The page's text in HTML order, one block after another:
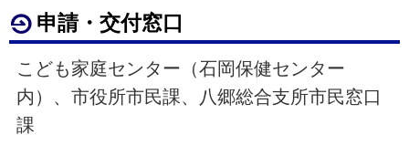
申請・交付窓口
こども家庭センター（石岡保健センター
内）、市役所市民課、八郷総合支所市民窓口
課